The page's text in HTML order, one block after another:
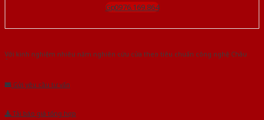
Gọi 0976.169.864
Với kinh nghiệm nhiêu năm nghiên cứu cửa theo tiêu chuẩn công nghệ Châu
Gửi yêu cầu tư vấn
Tải báo giá tổng hợp